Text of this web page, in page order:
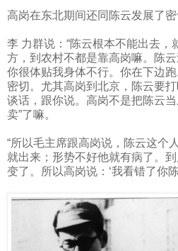
高岗在东北期间还同陈云发展了密
李 力群说：“陈云根本不能出去
方，到农村不都是靠高岗嘛。陈
你很体贴我身体不行。你在下边
密切。尤其高岗到北京，陈云要
谈话，跟你说。高岗不是把陈云
卖”了嘛。
“所以毛主席跟高岗说，陈云这个
就出来；形势不好他就有病了。到
变了。所以高岗说：‘我看错了你